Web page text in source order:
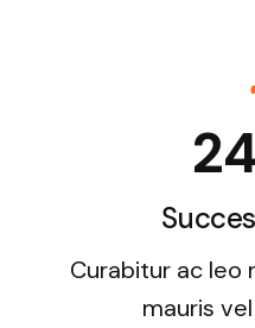
Curabitur ac leo
mauris